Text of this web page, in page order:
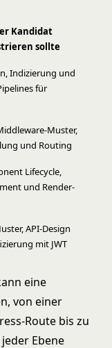
Kandidat
sollte
Indizierung und
für
Muster,
und Routing
Lifecycle,
und Render-
API-Design
mit JWT
eine
von einer
Route bis zu
Ebene